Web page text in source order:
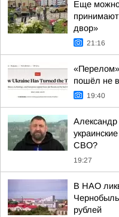
Еще можно
двор»
21:16
пошёл не
19:40
СВО?
19:27
В НАО
рублей